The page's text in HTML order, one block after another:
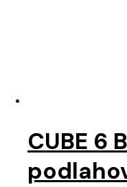
CUBE 6